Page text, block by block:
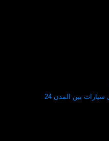
نقل سيارات 0551990615 سطحة نقل سيارات بين المدن 24